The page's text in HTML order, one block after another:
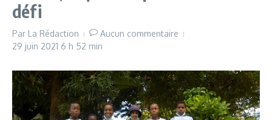
défi
Par La Rédaction
Aucun commentaire
29 juin 2021 6 h 52 min